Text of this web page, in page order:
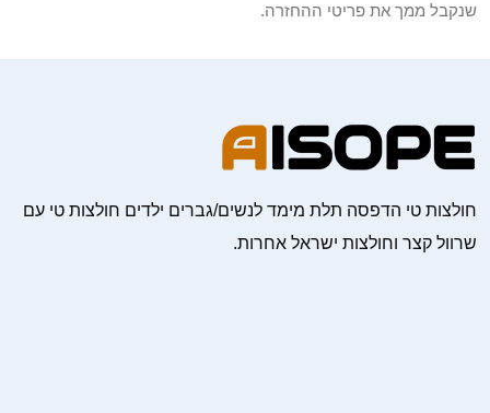
שנקבל ממך את פריטי ההחזרה.
חולצות טי הדפסה תלת מימד לנשים/גברים ילדים חולצות טי עם
שרוול קצר וחולצות ישראל אחרות.